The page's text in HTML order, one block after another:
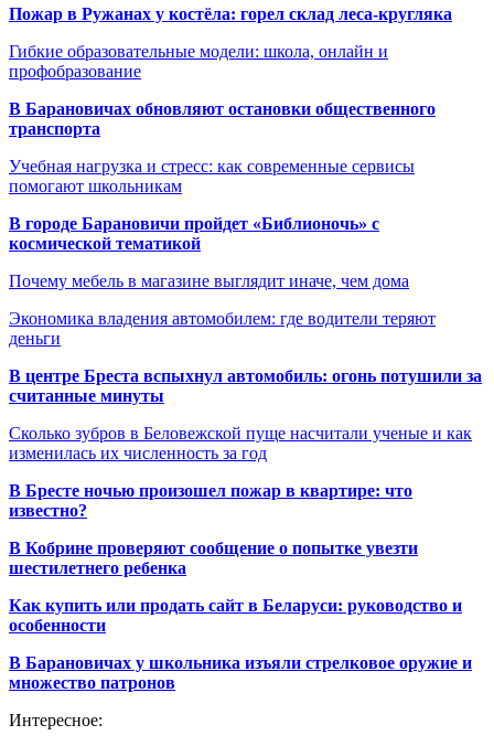
Пожар в Ружанах у костёла: горел склад леса-кругляка
Гибкие образовательные модели: школа, онлайн и
профобразование
В Барановичах обновляют остановки общественного
транспорта
Учебная нагрузка и стресс: как современные сервисы
помогают школьникам
В городе Барановичи пройдет «Библионочь» с
космической тематикой
Почему мебель в магазине выглядит иначе, чем дома
Экономика владения автомобилем: где водители теряют
деньги
В центре Бреста вспыхнул автомобиль: огонь потушили за
считанные минуты
Сколько зубров в Беловежской пуще насчитали ученые и как
изменилась их численность за год
В Бресте ночью произошел пожар в квартире: что
известно?
В Кобрине проверяют сообщение о попытке увезти
шестилетнего ребенка
Как купить или продать сайт в Беларуси: руководство и
особенности
В Барановичах у школьника изъяли стрелковое оружие и
множество патронов
Интересное: